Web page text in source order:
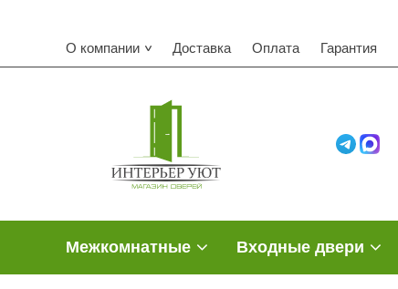
О компании Доставка Оплата Гарантия
Межкомнатные Входные двери